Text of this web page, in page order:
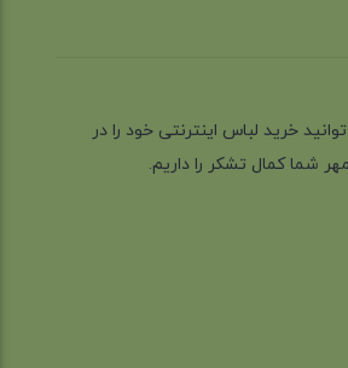
می توانید خرید لباس اینترنتی خود را در
شما کمال تشکر را داریم.